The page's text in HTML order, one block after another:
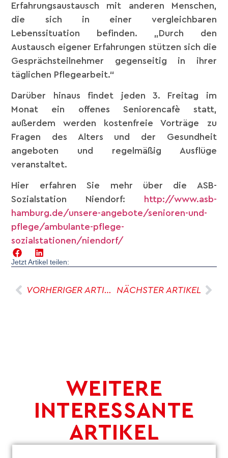
Erfahrungsaustausch mit anderen Menschen,
die sich in einer vergleichbaren
Lebenssituation befinden. „Durch den
Austausch eigener Erfahrungen stützen sich die
Gesprächsteilnehmer gegenseitig in ihrer
täglichen Pflegearbeit.“
Darüber hinaus findet jeden 3. Freitag im
Monat ein offenes Seniorencafè statt,
außerdem werden kostenfreie Vorträge zu
Fragen des Alters und der Gesundheit
angeboten und regelmäßig Ausflüge
veranstaltet.
Hier erfahren Sie mehr über die ASB-
Sozialstation Niendorf:
http://www.asb-
hamburg.de/unsere-angebote/senioren-und-
pflege/ambulante-pflege-
sozialstationen/niendorf/
Jetzt Artikel teilen:
VORHERIGER ARTIKEL NÄCHSTER ARTIKEL
WEITERE
INTERESSANTE
ARTIKEL